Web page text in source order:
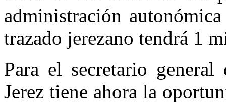
administración
trazado jerezano tendrá 1
Para el secretario
Jerez tiene ahora la